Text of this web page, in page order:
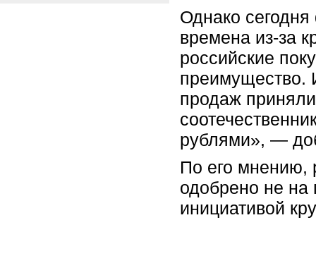
Однако
времена из-за
российские
преимущество.
продаж
рублями», —
По его мнению,
одобрено не на
инициативой